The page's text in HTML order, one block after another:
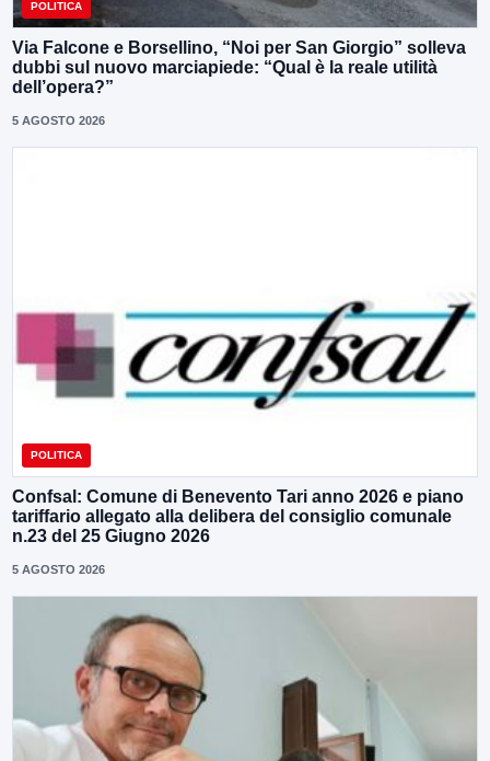
POLITICA
Via Falcone e Borsellino, “Noi per San Giorgio” solleva
dubbi sul nuovo marciapiede: “Qual è la reale utilità
dell’opera?”
5 AGOSTO 2026
POLITICA
Confsal: Comune di Benevento Tari anno 2026 e piano
tariffario allegato alla delibera del consiglio comunale
n.23 del 25 Giugno 2026
5 AGOSTO 2026